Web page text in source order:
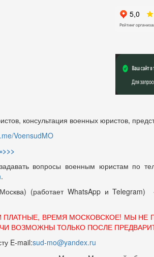
консультация военных юристов,
VoensudMO
вопросы военным юристам по
.
(работает WhatsApp и Telegram)
ПЛАТНЫЕ, ВРЕМЯ МОСКОВСКОЕ! МЫ
ВОЗМОЖНЫ ТОЛЬКО ПОСЛЕ
E-mail:sud-mo@yandex.ru